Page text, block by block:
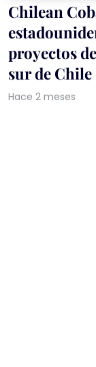
Chilean
proyectos
sur de Chile
Hace 2 meses